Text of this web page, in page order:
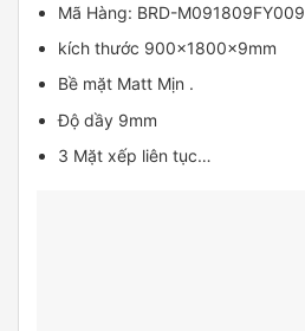
Mã Hàng: BRD-M091809FY009
kích thước 900x1800x9mm
Bề mặt Matt Mịn .
Độ dầy 9mm
3 Mặt xếp liên tục…